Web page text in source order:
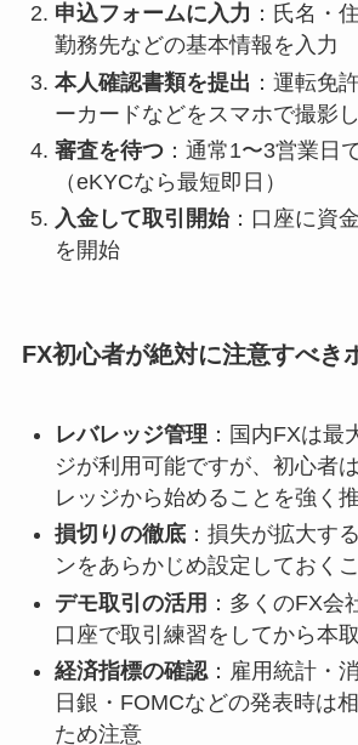
申込フォームに入力 ：氏名・
勤務先などの基本情報を入力
本人確認書類を提出 ：運転免
ーカードなどをスマホで撮影
審査を待つ：通常1〜3営業日
（eKYCなら最短即日）
入金して取引開始：口座に資
を開始
FX初心者が絶対に注意すべき
レバレッジ管理 ：国内FXは最
ジが利用可能ですが、初心者
レッジから始めることを強く
損切りの徹底：損失が拡大す
ンをあらかじめ設定しておく
デモ取引の活用 ：多くのFX会
口座で取引練習をしてから本
経済指標の確認：雇用統計・
日銀・FOMCなどの発表時は
ため注意